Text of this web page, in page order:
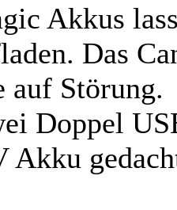
Akkus
Das
auf Störung.
Doppel
Akku